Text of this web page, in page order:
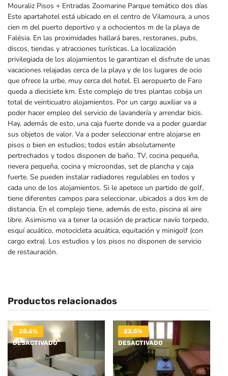
Mouraliz Pisos + Entradas Zoomarine Parque temático dos días
Este apartahotel está ubicado en el centro de Vilamoura, a unos
cien m del puerto deportivo y a ochocientos m de la playa de
Falésia. En las proximidades hallará bares, restoranes, pubs,
discos, tiendas y atracciones turísticas. La localización
privilegiada de los alojamientos le garantizan el disfrute de unas
vacaciones relajadas cerca de la playa y de los lugares de ocio
que ofrece la urbe, muy cerca del hotel. El aeropuerto de Faro
queda a diecisiete km. Este complejo de tres plantas cobija un
total de veinticuatro alojamientos. Por un cargo auxiliar va a
poder hacer empleo del servicio de lavandería y arrendar bicis.
Hay, además de esto, una caja fuerte donde va a poder guardar
sus objetos de valor. Va a poder seleccionar entre alojarse en
pisos o bien en estudios; todos están absolutamente
pertrechados y todos disponen de baño, TV, cocina pequeña,
nevera pequeña, cocina y microondas, set de plancha y caja
fuerte. Se pueden instalar radiadores regulables en todos y
cada uno de los alojamientos. Si le apetece un partido de golf,
tiene diferentes campos para seleccionar, ubicados a dos km de
distancia. En el complejo tiene, además de esto, piscina al aire
libre. Asimismo va a tener la ocasión de practicar navío torpedo,
esquí acuático, motocicleta acuática, equitación y minigolf (con
cargo extra). Los estudios y los pisos no disponen de servicio
de restauración.
Productos relacionados
28.6%
DESACTIVADO
22.5%
DESACTIVADO